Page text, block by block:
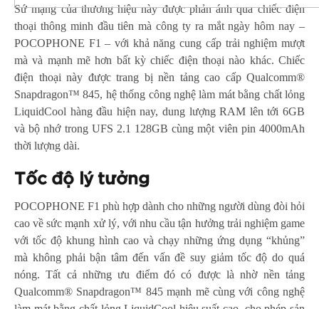
Sứ mạng của thương hiệu này được phản ánh qua chiếc điện
thoại thông minh đầu tiên mà công ty ra mắt ngày hôm nay –
POCOPHONE F1 – với khả năng cung cấp trải nghiệm mượt
mà và mạnh mẽ hơn bất kỳ chiếc điện thoại nào khác. Chiếc
điện thoại này được trang bị nền tảng cao cấp Qualcomm®
Snapdragon™ 845, hệ thống công nghệ làm mát bằng chất lỏng
LiquidCool hàng đầu hiện nay, dung lượng RAM lên tới 6GB
và bộ nhớ trong UFS 2.1 128GB cùng một viên pin 4000mAh
thời lượng dài.
Tốc độ lý tưởng
POCOPHONE F1 phù hợp dành cho những người dùng đòi hỏi
cao về sức mạnh xử lý, với nhu cầu tận hưởng trải nghiệm game
với tốc độ khung hình cao và chạy những ứng dụng “khủng”
mà không phải bận tâm đến vấn đề suy giảm tốc độ do quá
nóng. Tất cả những ưu điểm đó có được là nhờ nền tảng
Qualcomm® Snapdragon™ 845 mạnh mẽ cùng với công nghệ